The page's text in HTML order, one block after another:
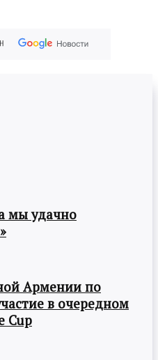
мы удачно
Армении по
в очередном
Cup